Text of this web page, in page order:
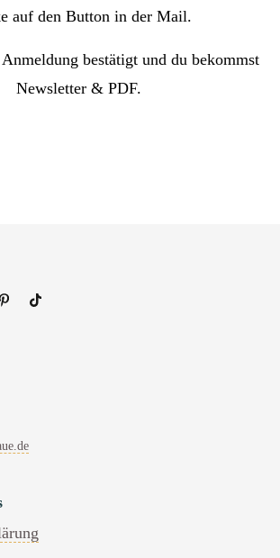
auf den Button in der Mail.
bestätigt und du bekommst
Newsletter & PDF.